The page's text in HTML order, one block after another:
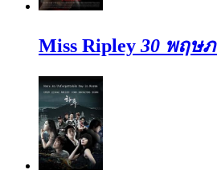
Miss Ripley 30 พฤษ